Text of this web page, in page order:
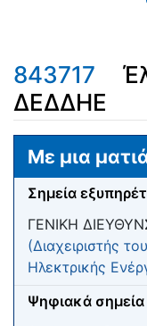
843717
ΔΕΔΔΗΕ
Μετάβαση σε:
Με μια
Σημεία
ΓΕΝΙΚΗ
(Διαχειριστής
Ηλεκτρικής
Ψηφιακά